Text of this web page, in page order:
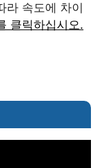
라 속도에 차이
클릭하십시오.